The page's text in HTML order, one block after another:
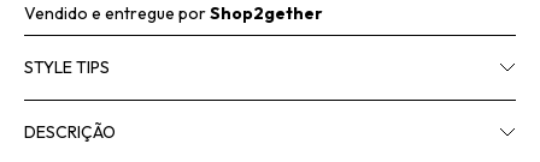
Vendido e entregue porShop2gether
STYLE TIPS
DESCRIÇÃO